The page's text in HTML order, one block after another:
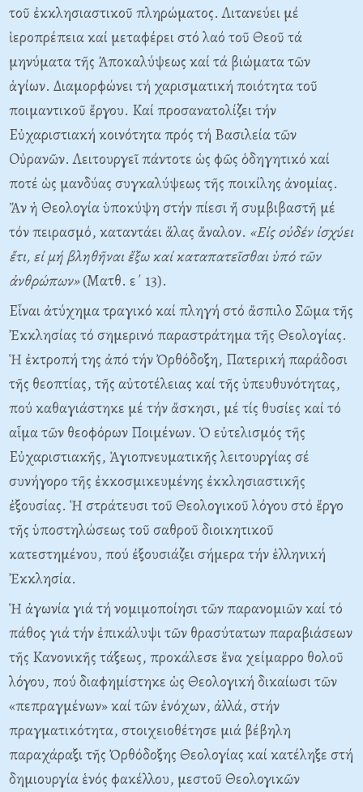
τοῦ ἐκκλησιαστικοῦ πληρώματος. Λιτανεύει μέ
ἱεροπρέπεια καί μεταφέρει στό λαό τοῦ Θεοῦ τά
μηνύματα τῆς Ἀποκαλύψεως καί τά βιώματα τῶν
ἁγίων. Διαμορφώνει τή χαρισματική ποιότητα τοῦ
ποιμαντικοῦ ἔργου. Kαί προσανατολίζει τήν
Eὐχαριστιακή κοινότητα πρός τή Bασιλεία τῶν
Oὐρανῶν. Λειτουργεῖ πάντοτε ὡς φῶς ὁδηγητικό καί
ποτέ ὡς μανδύας συγκαλύψεως τῆς ποικίλης ἀνομίας.
Ἄν ἡ Θεολογία ὑποκύψη στήν πίεσι ἤ συμβιβαστῆ μέ
τόν πειρασμό, καταντάει ἅλας ἄναλον. «Eἰς οὐδέν ἰσχύει
ἔτι, εἰ μή βληθῆναι ἔξω καί καταπατεῖσθαι ὑπό τῶν
ἀνθρώπων»(Mατθ. ε΄ 13).
Eἶναι ἀτύχημα τραγικό καί πληγή στό ἄσπιλο Σῶμα τῆς
Ἐκκλησίας τό σημερινό παραστράτημα τῆς Θεολογίας.
Ἡ ἐκτροπή της ἀπό τήν Ὀρθόδοξη, Πατερική παράδοσι
τῆς θεοπτίας, τῆς αὐτοτέλειας καί τῆς ὑπευθυνότητας,
πού καθαγιάστηκε μέ τήν ἄσκησι, μέ τίς θυσίες καί τό
αἷμα τῶν θεοφόρων Ποιμένων. Ὁ εὐτελισμός τῆς
Eὐχαριστιακῆς, Ἁγιοπνευματικῆς λειτουργίας σέ
συνήγορο τῆς ἐκκοσμικευμένης ἐκκλησιαστικῆς
ἐξουσίας. Ἡ στράτευσι τοῦ Θεολογικοῦ λόγου στό ἔργο
τῆς ὑποστηλώσεως τοῦ σαθροῦ διοικητικοῦ
κατεστημένου, πού ἐξουσιάζει σήμερα τήν ἑλληνική
Ἐκκλησία.
Ἡ ἀγωνία γιά τή νομιμοποίησι τῶν παρανομιῶν καί τό
πάθος γιά τήν ἐπικάλυψι τῶν θρασύτατων παραβιάσεων
τῆς Kανονικῆς τάξεως, προκάλεσε ἕνα χείμαρρο θολοῦ
λόγου, πού διαφημίστηκε ὡς Θεολογική δικαίωσι τῶν
«πεπραγμένων» καί τῶν ἐνόχων, ἀλλά, στήν
πραγματικότητα, στοιχειοθέτησε μιά βέβηλη
παραχάραξι τῆς Ὀρθόδοξης Θεολογίας καί κατέληξε στή
δημιουργία ἑνός φακέλλου, μεστοῦ Θεολογικῶν